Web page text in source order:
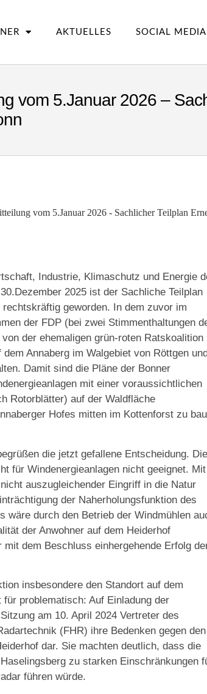
AKTUELLES SOCIAL
vom 5.Januar 2026 –
vom 5.Januar 2026 - Sachlicher Teilplan
Industrie, Klimaschutz und Energie
2025 ist der Sachliche Teilplan
geworden. In dem zuvor im
der FDP (bei zwei Stimmenthaltungen
der ehemaligen grün-roten Ratskoalition
Annaberg im Walgebiet von Röttgen und
Damit sind die Pläne der Bonner
mit einer voraussichtlichen
Rotorblätter) auf der Waldfläche
Hofes mitten im Kottenforst zu
die jetzt gefallene Entscheidung. Die
für Windenergieanlagen nicht geeignet. Mit
auszugleichender Eingriff in die Natur
der Naherholungsfunktion des
wäre durch den Betrieb der Windmühlen
der Anwohner auf dem Heiderhof
dem Beschluss einhergehende Erfolg
insbesondere den Standort auf dem
problematisch: Auf Einladung der
am 10. April 2024 Vertreter des
(FHR) ihre Bedenken gegen den
dar. Sie machten deutlich, dass die
zu starken Einschränkungen
führen würde.